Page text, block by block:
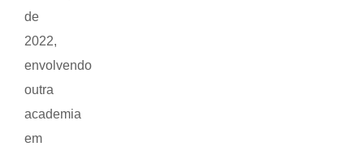
de
2022,
envolvendo
outra
academia
em